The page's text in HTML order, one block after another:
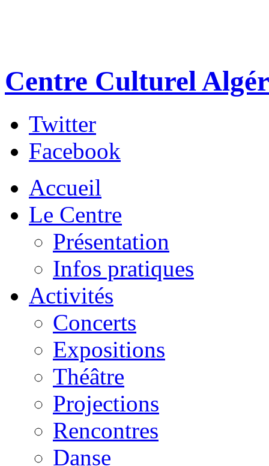
Centre Culturel
Twitter
Facebook
Accueil
Le Centre
Présentation
Infos pratiques
Activités
Concerts
Expositions
Théâtre
Projections
Rencontres
Danse